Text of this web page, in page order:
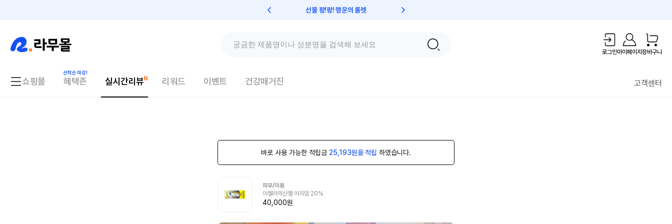
선물 팡!팡! 행운의 룰렛
로그인마이페이지장바구니
쇼핑몰 혜택존 실시간리뷰 리워드 이벤트 건강매거진 고객센터
바로 사용 가능한 적립금 25,193원을 적립 하였습니다.
피부/미용
아젤라익산젤 아지덤 20%
40,000원